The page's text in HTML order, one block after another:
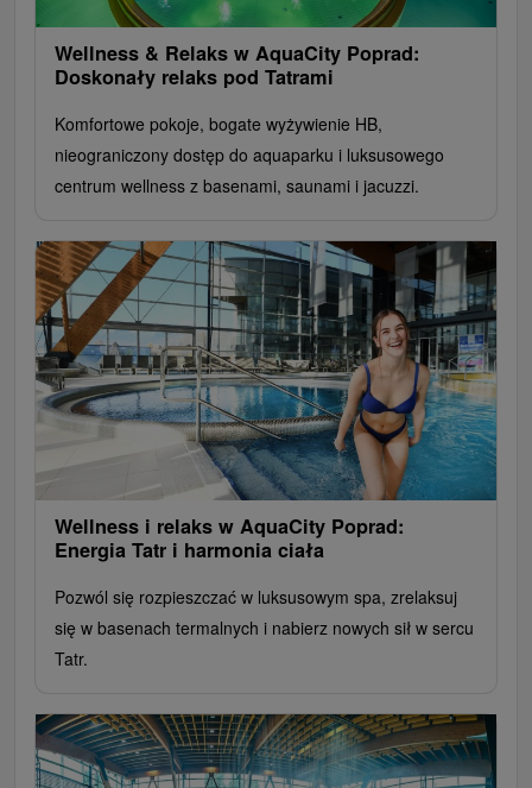
Wellness & Relaks w AquaCity Poprad:
Doskonały relaks pod Tatrami
Komfortowe pokoje, bogate wyżywienie HB,
nieograniczony dostęp do aquaparku i luksusowego
centrum wellness z basenami, saunami i jacuzzi.
Wellness i relaks w AquaCity Poprad:
Energia Tatr i harmonia ciała
Pozwól się rozpieszczać w luksusowym spa, zrelaksuj
się w basenach termalnych i nabierz nowych sił w sercu
Tatr.